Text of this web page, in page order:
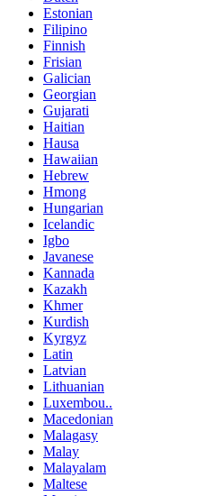
Estonian
Filipino
Finnish
Frisian
Galician
Georgian
Gujarati
Haitian
Hausa
Hawaiian
Hebrew
Hmong
Hungarian
Icelandic
Igbo
Javanese
Kannada
Kazakh
Khmer
Kurdish
Kyrgyz
Latin
Latvian
Lithuanian
Luxembou..
Macedonian
Malagasy
Malay
Malayalam
Maltese